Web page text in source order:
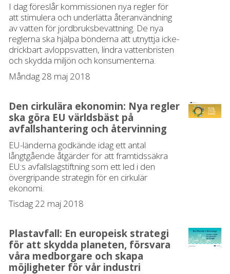
I dag föreslår kommissionen nya regler för
att stimulera och underlätta återanvändning
av vatten för jordbruksbevattning. De nya
reglerna ska hjälpa bönderna att utnyttja icke-
drickbart avloppsvatten, lindra vattenbristen
och skydda miljön och konsumenterna.
Måndag 28 maj 2018
Den cirkulära ekonomin: Nya regler
ska göra EU världsbäst på
avfallshantering och återvinning
EU-länderna godkände idag ett antal
långtgående åtgärder för att framtidssäkra
EU:s avfallslagstiftning som ett led i den
övergripande strategin för en cirkulär
ekonomi.
Tisdag 22 maj 2018
Plastavfall: En europeisk strategi
för att skydda planeten, försvara
våra medborgare och skapa
möjligheter för vår industri